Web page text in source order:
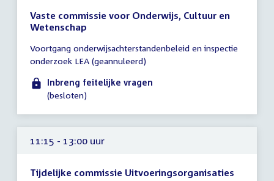
Vaste commissie voor Onderwijs, Cultuur en
Wetenschap
vergadering
tot
10:00
uur
Voortgang onderwijsachterstandenbeleid en inspectie
onderzoek LEA (geannuleerd)
Inbreng feitelijke vragen
(besloten)
11:15 - 13:00 uur
Tijdelijke commissie Uitvoeringsorganisaties